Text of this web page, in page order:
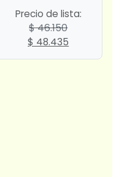
Precio de lista:
$46.150
El
$ 48.435